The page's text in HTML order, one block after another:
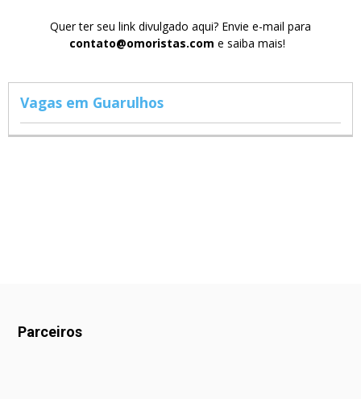
Quer ter seu link divulgado aqui? Envie e-mail para
contato@omoristas.com e saiba mais!
Vagas em Guarulhos
Parceiros